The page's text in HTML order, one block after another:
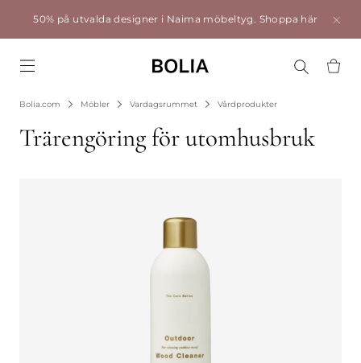
50% på utvalda designer i Naima möbeltyg. Shoppa här
Bolia.com Möbler Vardagsrummet Vårdprodukter
Trärengöring för utomhusbruk